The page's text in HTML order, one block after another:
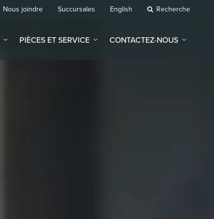
Nous joindre Succursales English Recherche
PIÈCES ET SERVICE CONTACTEZ-NOUS